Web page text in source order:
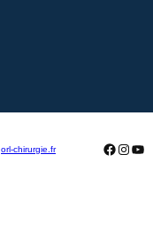
orl-chirurgie.fr